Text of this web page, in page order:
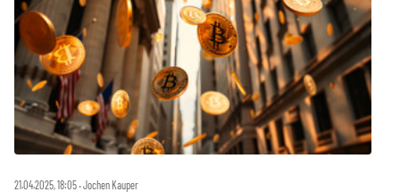
21.04.2025, 18:05 ‧ Jochen Kauper